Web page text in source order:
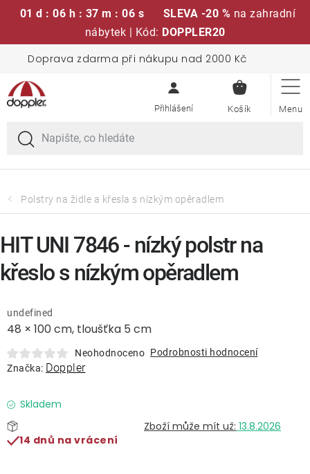
01 d : 06 h : 37 m : 05 s SLEVA -20 % na zahradní
nábytek | Kód: DOPPLER20
obsah
Doprava zdarma při nákupu nad 2000 Kč
KOŠÍK
Sedací soupravy
Slunečníky
Křesla a židle
Lavice a houpačky
Lehátka
Doplňky
Deštníky
Gastro produkty
Polstry na židle a křesla s nízkým opěradlem
48 × 100 cm, tloušťka 5 cm
undefined
Neohodnoceno Podrobnosti hodnocení
Značka: Doppler
Skladem
13.8.2026
14 dnů na vrácení
HIT UNI 7846 - nízký polstr na
křeslo s nízkým opěradlem